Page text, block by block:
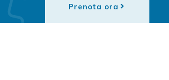
Prenota ora